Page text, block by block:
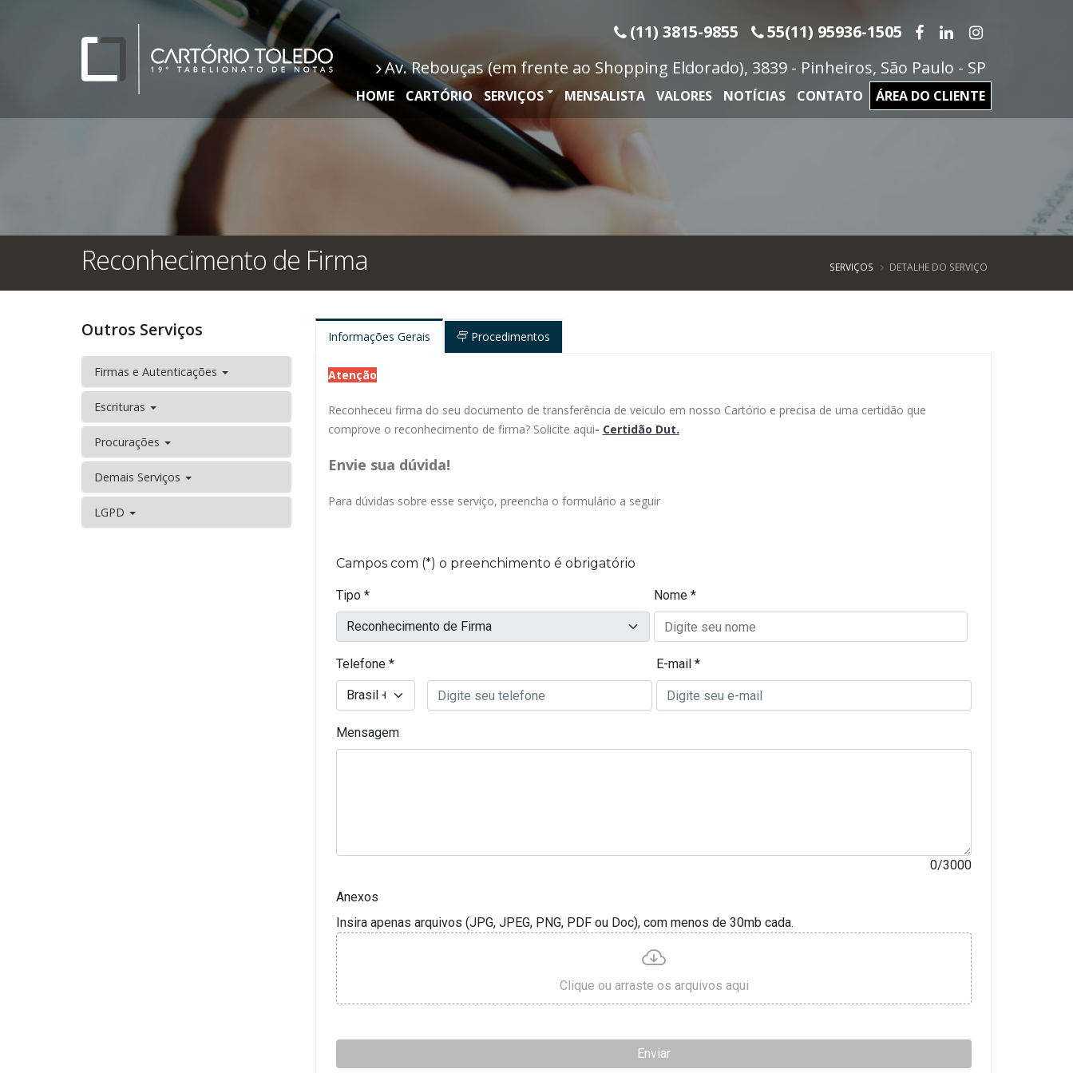
(11) 3815-9855
55(11) 95936-1505
Av. Rebouças (em frente ao Shopping Eldorado), 3839 - Pinheiros, São Paulo - SP
HOME CARTÓRIO SERVIÇOS MENSALISTA VALORES NOTÍCIAS CONTATO ÁREA DO CLIENTE
Reconhecimento de Firma SERVIÇOS DETALHE DO SERVIÇO
Outros Serviços
Firmas e Autenticações
Escrituras
Procurações
Demais Serviços
LGPD
Informações Gerais Procedimentos
Atenção
Reconheceu firma do seu documento de transferência de veiculo em nosso Cartório e precisa de uma certidão que
comprove o reconhecimento de firma? Solicite aqui- Certidão Dut.
Envie sua dúvida!
Para dúvidas sobre esse serviço, preencha o formulário a seguir